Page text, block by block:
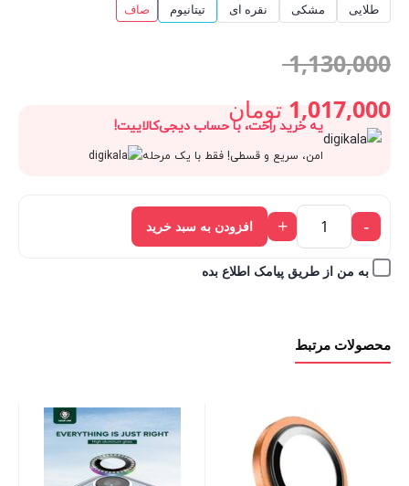
طلایی مشکی نقره ای تیتانیوم صاف
1,130,000
اصلی:
1,130,000 تومان
بود.
1,017,000 تومان
قیمت
فعلی:
1,017,000 تومان.
یه خرید راحت، با حساب دیجی‌کالاییت!
امن، سریع و قسطی! فقط با یک مرحله
-
+ افزودن به سبد خرید
به من از طریق پیامک اطلاع بده
محصولات مرتبط